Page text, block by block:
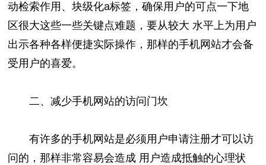
动检索作用、块级化a标签，确保用户的可点一下地
区很大这些一些关键点难题，要从较大 水平上为用户
出示各种各样便捷实际操作，那样的手机网站才会备
受用户的喜爱。
二、减少手机网站的访问门坎
有许多的手机网站是必须用户申请注册才可以访
问的，那样非常容易会造成 用户造成抵触的心理状